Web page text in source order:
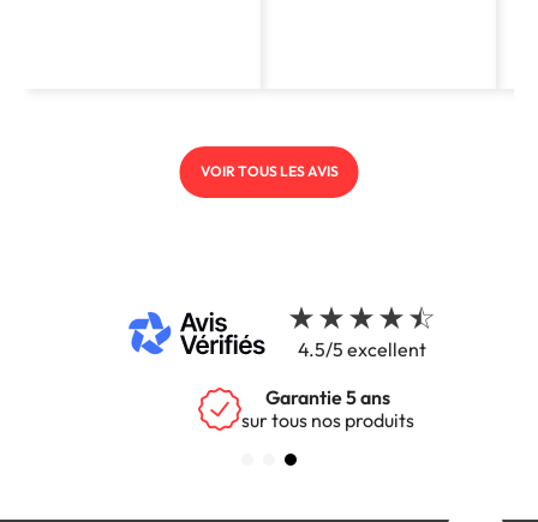
VOIR TOUS LES AVIS
4.5/5 excellent
Garantie 5 ans
sur tous nos produits